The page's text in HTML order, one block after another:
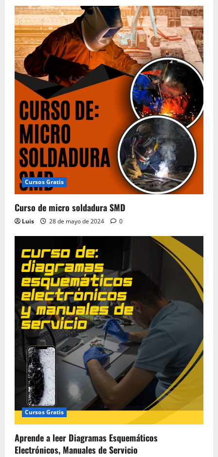
Cursos Gratis
Curso de micro soldadura SMD
Luis 28 de mayo de 2024 0
Cursos Gratis
Aprende a leer Diagramas Esquemáticos
Electrónicos, Manuales de Servicio